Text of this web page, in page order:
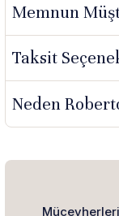
Memnun
Taksit
Neden